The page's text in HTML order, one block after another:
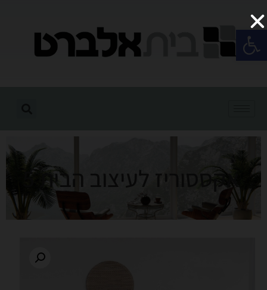
פתח סרגל נגישות
אקססוריז לעיצוב הבית 5